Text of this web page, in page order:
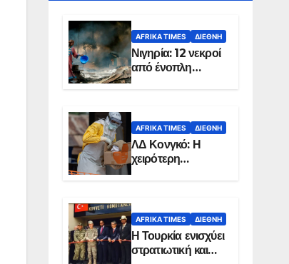
AFRIKA TIMES ΔΙΕΘΝΉ
Νιγηρία: 12 νεκροί
από ένοπλη
επίθεση σε χωριό
AFRIKA TIMES ΔΙΕΘΝΉ
ΛΔ Κονγκό: Η
χειρότερη
επιδημία Έμπολα
χώρας
AFRIKA TIMES ΔΙΕΘΝΉ
Η Τουρκία ενισχύει
στρατιωτική και